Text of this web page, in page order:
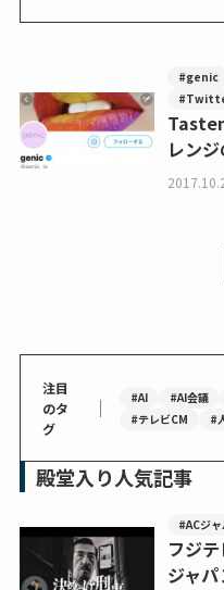
#genic
レン
注目
のタ
グ
｜ #AI #AI会議
#テレビCM
#
殿堂入り人気記事
#ACジ
フジ
ジャ